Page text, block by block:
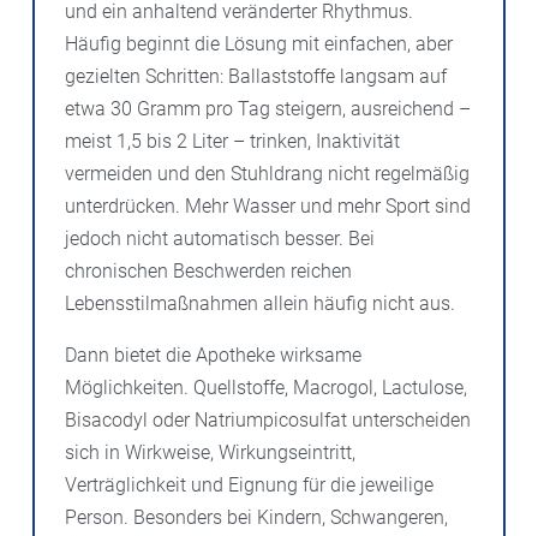
und ein anhaltend veränderter Rhythmus.
Häufig beginnt die Lösung mit einfachen, aber
gezielten Schritten: Ballaststoffe langsam auf
etwa 30 Gramm pro Tag steigern, ausreichend –
meist 1,5 bis 2 Liter – trinken, Inaktivität
vermeiden und den Stuhldrang nicht regelmäßig
unterdrücken. Mehr Wasser und mehr Sport sind
jedoch nicht automatisch besser. Bei
chronischen Beschwerden reichen
Lebensstilmaßnahmen allein häufig nicht aus.
Dann bietet die Apotheke wirksame
Möglichkeiten. Quellstoffe, Macrogol, Lactulose,
Bisacodyl oder Natriumpicosulfat unterscheiden
sich in Wirkweise, Wirkungseintritt,
Verträglichkeit und Eignung für die jeweilige
Person. Besonders bei Kindern, Schwangeren,